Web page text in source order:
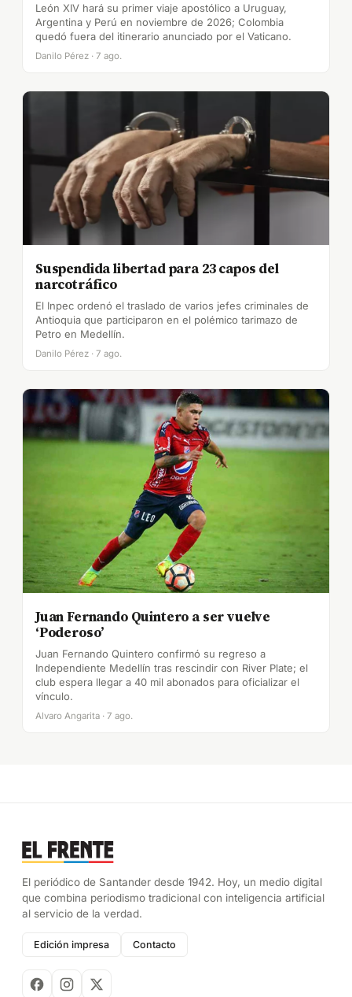
León XIV hará su primer viaje apostólico a Uruguay,
Argentina y Perú en noviembre de 2026; Colombia
quedó fuera del itinerario anunciado por el Vaticano.
Danilo Pérez · 7 ago.
Suspendida libertad para 23 capos del
narcotráfico
El Inpec ordenó el traslado de varios jefes criminales de
Antioquia que participaron en el polémico tarimazo de
Petro en Medellín.
Danilo Pérez · 7 ago.
Juan Fernando Quintero a ser vuelve
‘Poderoso’
Juan Fernando Quintero confirmó su regreso a
Independiente Medellín tras rescindir con River Plate; el
club espera llegar a 40 mil abonados para oficializar el
vínculo.
Alvaro Angarita · 7 ago.
El periódico de Santander desde 1942. Hoy, un medio digital
que combina periodismo tradicional con inteligencia artificial
al servicio de la verdad.
Edición impresa Contacto